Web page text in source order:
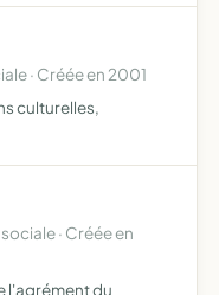
· Créée en 2001
culturelles,
· Créée en
l'agrément du